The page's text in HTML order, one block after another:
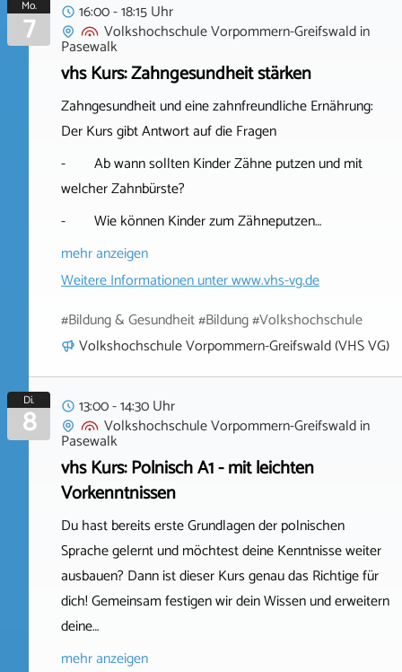
Mo.
7
16:00 - 18:15 Uhr
Volkshochschule Vorpommern-Greifswaldin
Pasewalk
vhs Kurs: Zahngesundheit stärken
Zahngesundheit und eine zahnfreundliche Ernährung:
Der Kurs gibt Antwort auf die Fragen
- Ab wann sollten Kinder Zähne putzen und mit
welcher Zahnbürste?
- Wie können Kinder zum Zähneputzen…
mehr anzeigen
Weitere Informationen unterwww.vhs-vg.de
#Bildung & Gesundheit #Bildung #Volkshochschule
Volkshochschule Vorpommern-Greifswald (VHS VG)
Di.
8
13:00 - 14:30 Uhr
Volkshochschule Vorpommern-Greifswaldin
Pasewalk
vhs Kurs: Polnisch A1 - mit leichten
Vorkenntnissen
Du hast bereits erste Grundlagen der polnischen
Sprache gelernt und möchtest deine Kenntnisse weiter
ausbauen? Dann ist dieser Kurs genau das Richtige für
dich! Gemeinsam festigen wir dein Wissen und erweitern
deine…
mehr anzeigen